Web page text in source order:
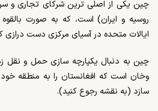
چین یکی از اصلی ترین شرکای تجاری و
روسیه و ایران) است، که به صورت
ایالات متحده در آسیای مرکزی دست درازی
چین به دنبال یکپارچه سازی حمل و نقل
وخان است که افغانستان را به منطقه
سازد (به نقشه رجوع کنید).